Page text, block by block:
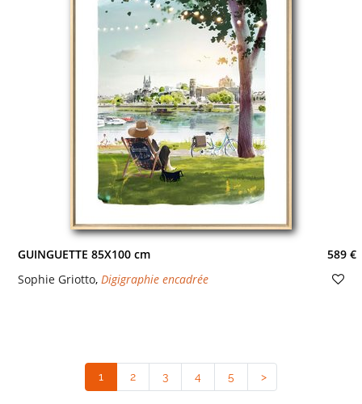
GUINGUETTE 85X100 cm
589 €
Sophie Griotto, Digigraphie encadrée
1 (current)
2 3 4 5 >